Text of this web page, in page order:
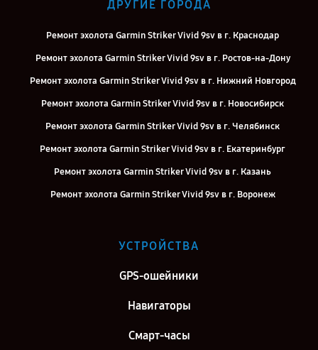
ДРУГИЕ ГОРОДА
Ремонт эхолота Garmin Striker Vivid 9sv в г. Краснодар
Ремонт эхолота Garmin Striker Vivid 9sv в г. Ростов-на-Дону
Ремонт эхолота Garmin Striker Vivid 9sv в г. Нижний Новгород
Ремонт эхолота Garmin Striker Vivid 9sv в г. Новосибирск
Ремонт эхолота Garmin Striker Vivid 9sv в г. Челябинск
Ремонт эхолота Garmin Striker Vivid 9sv в г. Екатеринбург
Ремонт эхолота Garmin Striker Vivid 9sv в г. Казань
Ремонт эхолота Garmin Striker Vivid 9sv в г. Воронеж
Ремонт эхолота Garmin Striker Vivid 9sv в г. Киров
УСТРОЙСТВА
GPS-ошейники
Навигаторы
Смарт-часы